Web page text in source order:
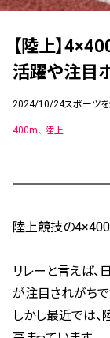
【陸上】
活躍や注目
2024/10/24スポーツ
400m 陸上
陸上競技の
リレーと言えば
が注目されがちで
しかし最近では